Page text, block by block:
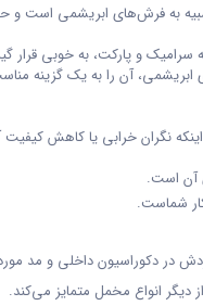
به فرش‌های ابریشمی است
و پارکت، به خوبی قرار
آن را به یک گزینه
نگران خرابی یا کاهش کیفیت
شماست.
در دکوراسیون داخلی و مد
انواع مخمل متمایز می‌کند.